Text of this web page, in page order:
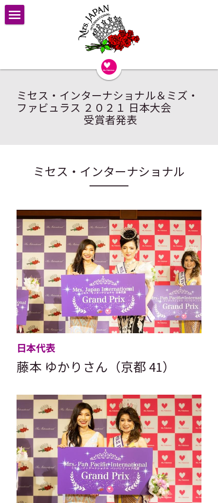
ミセス・インターナショナル&ミズ・ファビュ
Finalist 2026
Finalist 2024
Finalist 2022
Finalist 2021
Finalist 2020
Finalist 2019
Finalist 2018
Finalist 2017
ミセス・インターナショナル＆ミズ・
ファビュラス ２０２１ 日本大会
受賞者発表
ミセス・インターナショナル
日本代表
藤本 ゆかりさん（京都 41）